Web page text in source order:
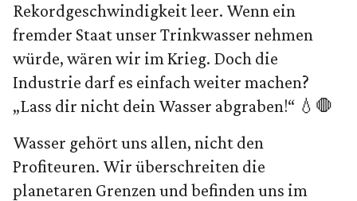
Rekordgeschwindigkeit leer. Wenn ein
fremder Staat unser Trinkwasser nehmen
würde, wären wir im Krieg. Doch die
Industrie darf es einfach weiter machen?
„Lass dir nicht dein Wasser abgraben!“ 💧🛑
Wasser gehört uns allen, nicht den
Profiteuren. Wir überschreiten die
planetaren Grenzen und befinden uns im